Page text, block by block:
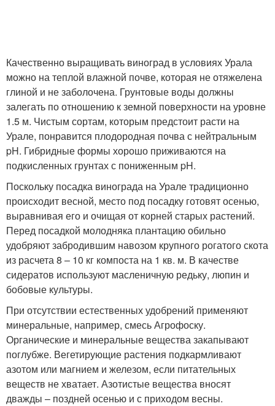
Качественно выращивать виноград в условиях Урала
можно на теплой влажной почве, которая не отяжелена
глиной и не заболочена. Грунтовые воды должны
залегать по отношению к земной поверхности на уровне
1.5 м. Чистым сортам, которым предстоит расти на
Урале, понравится плодородная почва с нейтральным
pH. Гибридные формы хорошо приживаются на
подкисленных грунтах с пониженным pH.
Поскольку посадка винограда на Урале традиционно
происходит весной, место под посадку готовят осенью,
выравнивая его и очищая от корней старых растений.
Перед посадкой молодняка плантацию обильно
удобряют забродившим навозом крупного рогатого скота
из расчета 8 – 10 кг компоста на 1 кв. м. В качестве
сидератов используют масленичную редьку, люпин и
бобовые культуры.
При отсутствии естественных удобрений применяют
минеральные, например, смесь Агрофоску.
Органические и минеральные вещества закапывают
поглубже. Вегетирующие растения подкармливают
азотом или магнием и железом, если питательных
веществ не хватает. Азотистые вещества вносят
дважды – поздней осенью и с приходом весны.